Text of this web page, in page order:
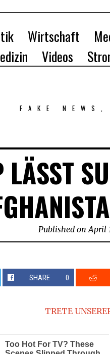
Wirtschaft
Videos
FAKE
Published on April
SHARE 0
TRETE